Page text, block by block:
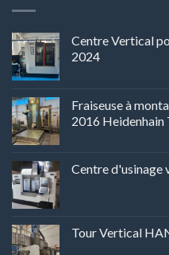
Centre Vertical
2024
Fraiseuse à
2016
Centre d'usinage
Tour Vertical